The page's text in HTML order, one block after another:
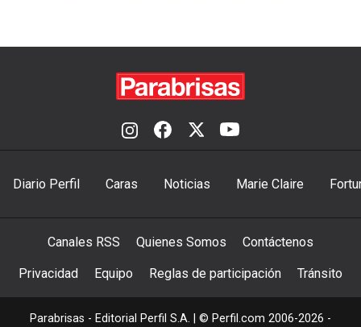
Diario Perfil Caras Noticias Marie Claire
Canales RSS Quienes Somos Contáctenos
Privacidad Equipo Reglas de participación Tránsito
Parabrisas - Editorial Perfil S.A. | © Perfil.com 2006-2026 -